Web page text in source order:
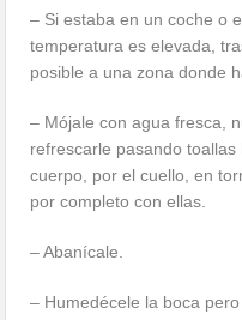
– Si estaba en un coche o
temperatura es elevada,
posible a una zona donde
– Mójale con agua fresca,
refrescarle pasando
cuerpo, por el cuello, en
por completo con ellas.
– Abanícale.
– Humedécele la boca